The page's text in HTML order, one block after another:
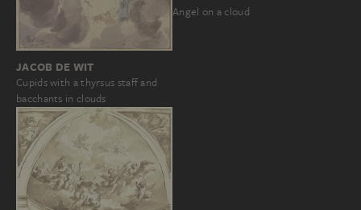
JACOB DE WIT
Cupids with a thyrsus staff and
bacchants in clouds
Angel on a cloud